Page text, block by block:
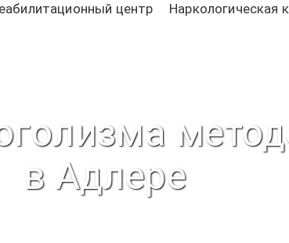
центр Наркологическая
в Адлере